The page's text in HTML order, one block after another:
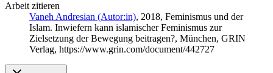
Arbeit zitieren
Vaneh Andresian (Autor:in), 2018, Feminismus und der
Islam. Inwiefern kann islamischer Feminismus zur
Zielsetzung der Bewegung beitragen?, München, GRIN
Verlag, https://www.grin.com/document/442727